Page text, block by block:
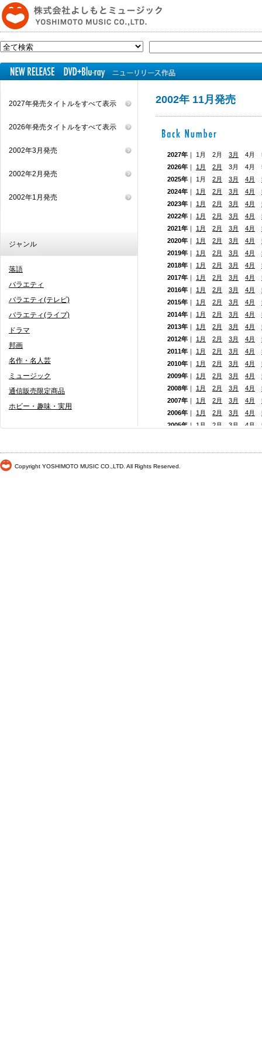
2027年発売タイトルをすべて表示
2026年発売タイトルをすべて表示
2002年3月発売
2002年2月発売
2002年1月発売
ジャンル
落語
バラエティ
バラエティ(テレビ)
バラエティ(ライブ)
ドラマ
邦画
名作・名人芸
ミュージック
通信販売限定商品
ホビー・趣味・実用
2002年 11月発売
2027年 ｜ 1月 2月 3月
4月
2026年 ｜ 1月 2月
3月 4月
2025年 ｜ 1月 2月 3月 4月
2024年 ｜ 1月 2月 3月 4月
2023年 ｜ 1月 2月 3月 4月
2022年 ｜ 1月 2月 3月 4月
2021年 ｜ 1月 2月 3月 4月
2020年 ｜ 1月 2月 3月 4月
2019年 ｜ 1月 2月 3月 4月
2018年 ｜ 1月 2月 3月 4月
2017年 ｜ 1月 2月 3月 4月
2016年 ｜ 1月 2月 3月 4月
2015年 ｜ 1月 2月 3月 4月
2014年 ｜ 1月 2月 3月 4月
2013年 ｜ 1月 2月 3月 4月
2012年 ｜ 1月 2月 3月 4月
2011年 ｜ 1月 2月 3月 4月
2010年 ｜ 1月 2月 3月 4月
2009年 ｜ 1月 2月 3月 4月
2008年 ｜ 1月 2月 3月 4月
2007年 ｜ 1月 2月 3月 4月
2006年 ｜ 1月 2月 3月 4月
2005年 ｜ 1月 2月 3月 4月
Copyright YOSHIMOTO MUSIC CO.,LTD. All Rights Reserved.